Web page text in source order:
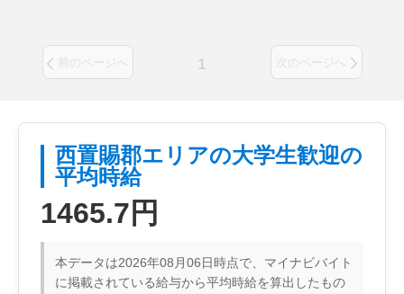
前のページへ 1 次のページへ
西置賜郡エリアの大学生歓迎の
平均時給
1465.7円
本データは2026年08月06日時点で、マイナビバイト
に掲載されている給与から平均時給を算出したもの